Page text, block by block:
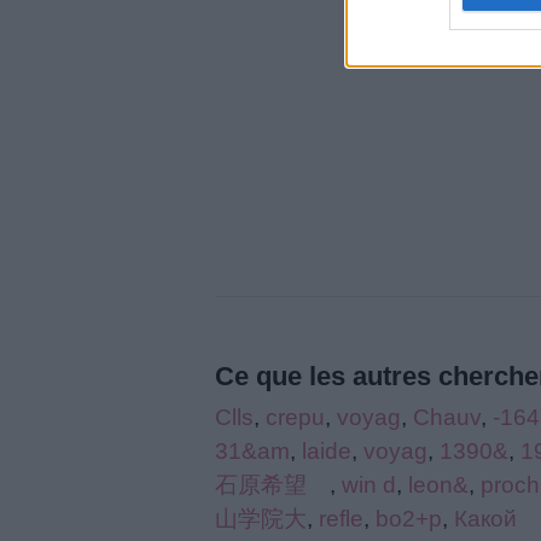
Ce que les autres
Clls, crepu, voyag, Chauv, -
31&am, laide, voyag, 1390&,
石原希望 , win d , leon&, proch
山学院大, refle, bo2+p, Какой